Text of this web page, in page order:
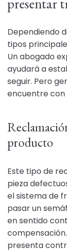
Dependiendo
tipos
Un abogado
ayudará a
seguir. Pero
encuentre con
producto
Este tipo de
pieza
el sistema de
pasar un
en sentido
presenta